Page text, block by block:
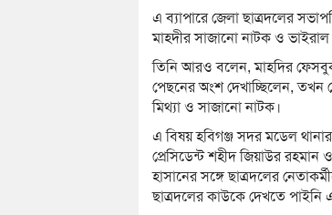
এ ব্যাপারে জেলা ছাত্রদলের
মাহদীর সাজানো নাটক ও ভাইরাল
তিনি আরও বলেন, মাহদির
পেছনের অংশ দেখাচ্ছিলেন, তখন
মিথ্যা ও সাজানো নাটক।
এ বিষয় হবিগঞ্জ সদর মডেল
প্রেসিডেন্ট শহীদ জিয়াউর রহমান
হাসানের সঙ্গে ছাত্রদলের
ছাত্রদলের কাউকে দেখতে পাইনি